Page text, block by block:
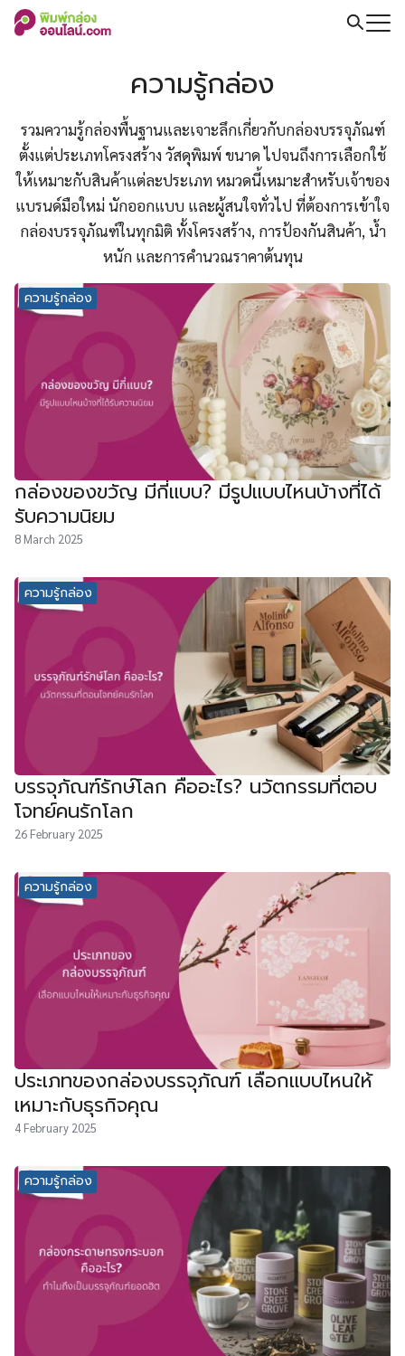
Skip
ความรู้กล่อง
รวมความรู้กล่องพื้นฐานและเจาะลึกเกี่ยวกับกล่องบรรจุภัณฑ์
ตั้งแต่ประเภทโครงสร้าง วัสดุพิมพ์ ขนาด ไปจนถึงการเลือกใช้
ให้เหมาะกับสินค้าแต่ละประเภท หมวดนี้เหมาะสำหรับเจ้าของ
แบรนด์มือใหม่ นักออกแบบ และผู้สนใจทั่วไป ที่ต้องการเข้าใจ
กล่องบรรจุภัณฑ์ในทุกมิติ ทั้งโครงสร้าง, การป้องกันสินค้า, น้ำ
หนัก และการคำนวณราคาต้นทุน
ความรู้กล่อง
กล่องของขวัญ มีกี่แบบ? มีรูปแบบไหนบ้างที่ได้
รับความนิยม
8 March 2025
ความรู้กล่อง
บรรจุภัณฑ์รักษ์โลก คืออะไร? นวัตกรรมที่ตอบ
โจทย์คนรักโลก
26 February 2025
ความรู้กล่อง
ประเภทของกล่องบรรจุภัณฑ์ เลือกแบบไหนให้
เหมาะกับธุรกิจคุณ
4 February 2025
ความรู้กล่อง